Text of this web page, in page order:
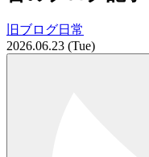
旧ブログ日常
2026.06.23 (Tue)